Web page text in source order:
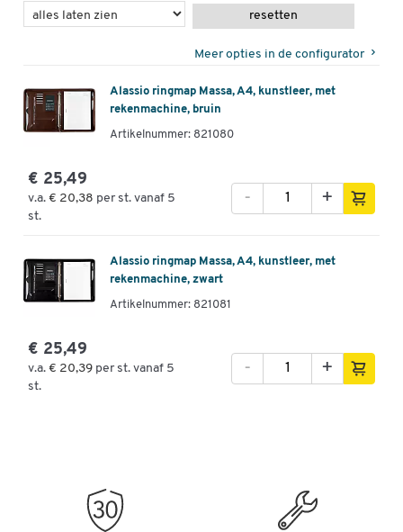
resetten
Meer opties in de configurator
Alassio ringmap Massa, A4, kunstleer, met
rekenmachine, bruin
Artikelnummer: 821080
€ 25,49
v.a. € 20,38 per st. vanaf 5
st.
+
-
Alassio ringmap Massa, A4, kunstleer, met
rekenmachine, zwart
Artikelnummer: 821081
€ 25,49
v.a. € 20,39 per st. vanaf 5
st.
+
-